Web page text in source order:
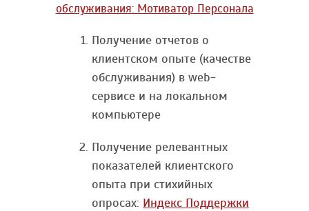
обслуживания: Мотиватор Персонала
Получение отчетов о
клиентском опыте (качестве
обслуживания) в web-
сервисе и на локальном
компьютере
Получение релевантных
показателей клиентского
опыта при стихийных
опросах: Индекс Поддержки